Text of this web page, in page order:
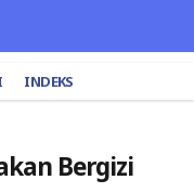
INDEKS
Bergizi